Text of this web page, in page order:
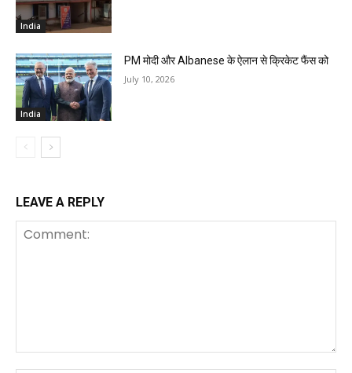
India
India
PM मोदी और Albanese के ऐलान से क्रिकेट फैंस को
July 10, 2026
LEAVE A REPLY